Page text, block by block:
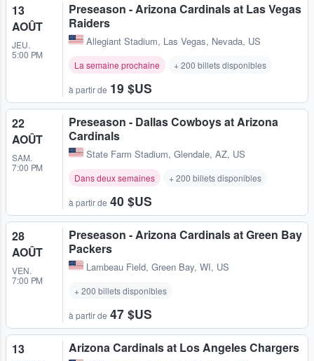
13
AOÛT
JEU.
5:00 PM
Preseason - Arizona Cardinals at Las Vegas
Raiders
Allegiant Stadium, Las Vegas, Nevada, US
La semaine prochaine + 200 billets disponibles
à partir de 19 $US
22
AOÛT
SAM.
7:00 PM
Preseason - Dallas Cowboys at Arizona
Cardinals
State Farm Stadium, Glendale, AZ, US
Dans deux semaines + 200 billets disponibles
à partir de 40 $US
28
AOÛT
VEN.
7:00 PM
Preseason - Arizona Cardinals at Green Bay
Packers
Lambeau Field, Green Bay, WI, US
+ 200 billets disponibles
à partir de 47 $US
13
Arizona Cardinals at Los Angeles Chargers